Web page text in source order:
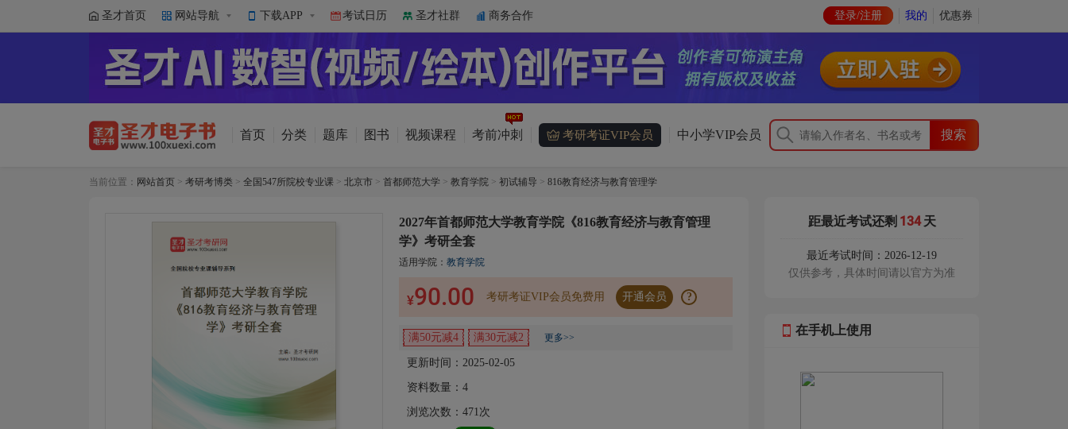
圣才首页 网站导航 下载APP 考试日历 圣才社群 商务合作 登录/注册 我的 优惠券
首页 分类 题库 图书 视频课程 考前冲刺 考研考证VIP会员 中小学VIP会员
当前位置： 网站首页 > 考研考博类 > 全国547所院校专业课 > 北京市 > 首都师范大学 > 教育学院 > 初试辅导 > 816教育经济与教育管理学
2027年首都师范大学教育学院《816教育经济与教育管理
学》考研全套
适用学院： 教育学院
¥90.00 考研考证VIP会员免费用 开通会员 ?
满50元减4 满30元减2 更多>>
更新时间：2025-02-05
资料数量： 4
浏览次数： 471次
距最近考试还剩 134 天
最近考试时间：2026-12-19
仅供参考，具体时间请以官方为准
在手机上使用